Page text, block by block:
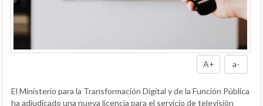
A+ a-
El Ministerio para la Transformación Digital y de la Función Pública
ha adjudicado una nueva licencia para el servicio de televisión